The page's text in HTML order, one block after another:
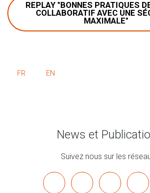
REPLAY "BONNES PRATIQUES
COLLABORATIF AVEC UNE
MAXIMALE"
FR EN
News et
Suivez nous sur les
linkedinyoutube